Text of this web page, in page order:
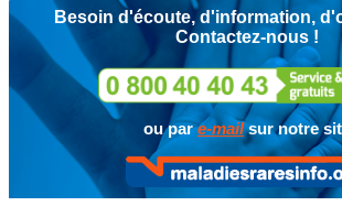
Besoin d'écoute, d'information,
Contactez-nous !
ou pare-mailsur notre